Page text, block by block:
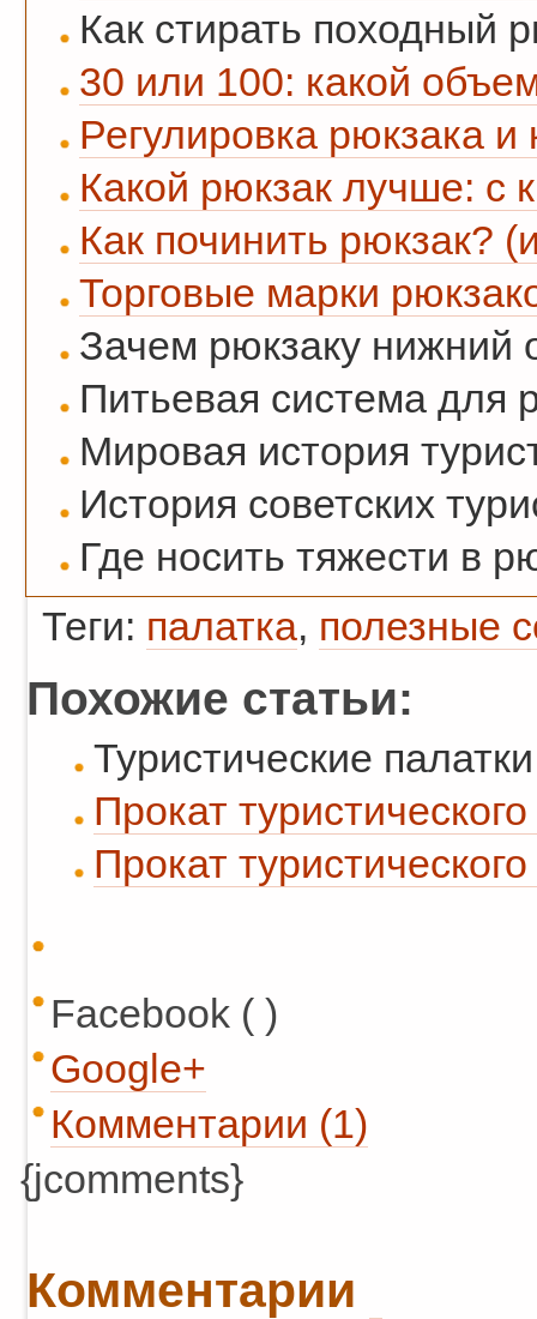
Как стирать походный
30 или 100: какой
Регулировка рюкзака и
Какой рюкзак лучше: с
Как починить рюкзак?
Торговые марки
Зачем рюкзаку нижний
Питьевая система для
Мировая история
История советских
Где носить тяжести в
Теги: палатка, полезные
Похожие статьи:
Туристические
Прокат
Прокат
Facebook ( )
Google+
Комментарии (1)
{jcomments}
Комментарии